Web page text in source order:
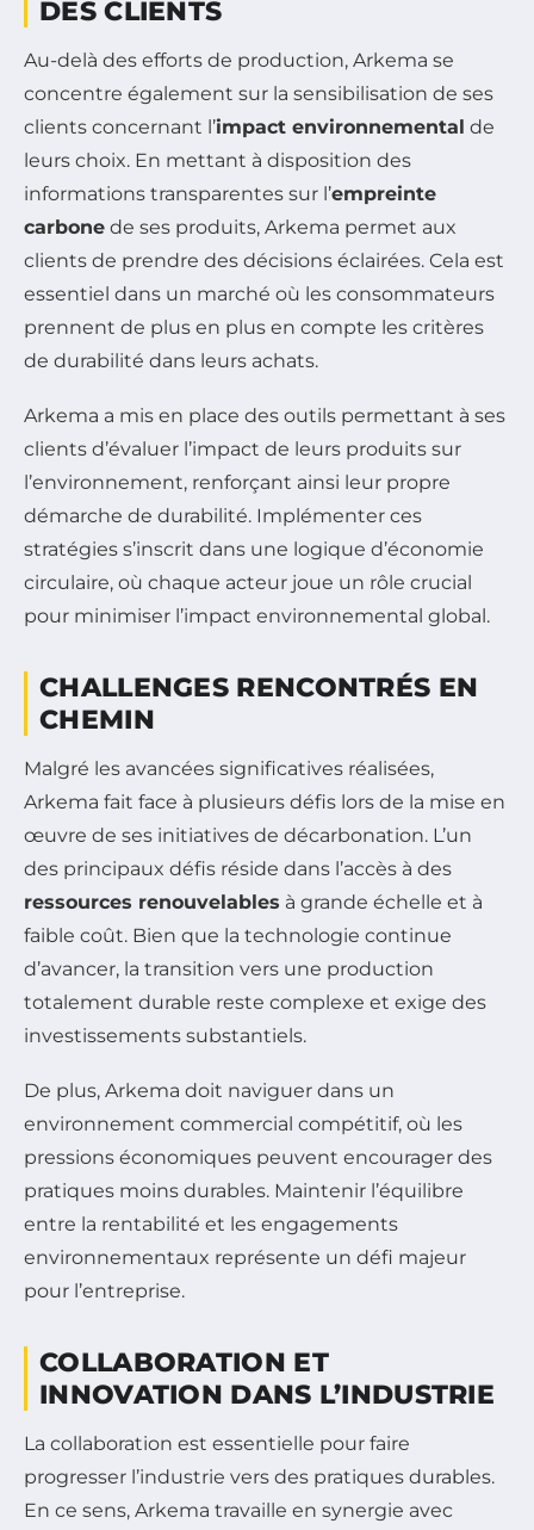
DES CLIENTS
Au-delà des efforts de production, Arkema se
concentre également sur la sensibilisation de ses
clients concernant l’impact environnemental de
leurs choix. En mettant à disposition des
informations transparentes sur l’empreinte
carbone de ses produits, Arkema permet aux
clients de prendre des décisions éclairées. Cela est
essentiel dans un marché où les consommateurs
prennent de plus en plus en compte les critères
de durabilité dans leurs achats.
Arkema a mis en place des outils permettant à ses
clients d’évaluer l’impact de leurs produits sur
l’environnement, renforçant ainsi leur propre
démarche de durabilité. Implémenter ces
stratégies s’inscrit dans une logique d’économie
circulaire, où chaque acteur joue un rôle crucial
pour minimiser l’impact environnemental global.
CHALLENGES RENCONTRÉS EN
CHEMIN
Malgré les avancées significatives réalisées,
Arkema fait face à plusieurs défis lors de la mise en
œuvre de ses initiatives de décarbonation. L’un
des principaux défis réside dans l’accès à des
ressources renouvelables à grande échelle et à
faible coût. Bien que la technologie continue
d’avancer, la transition vers une production
totalement durable reste complexe et exige des
investissements substantiels.
De plus, Arkema doit naviguer dans un
environnement commercial compétitif, où les
pressions économiques peuvent encourager des
pratiques moins durables. Maintenir l’équilibre
entre la rentabilité et les engagements
environnementaux représente un défi majeur
pour l’entreprise.
COLLABORATION ET
INNOVATION DANS L’INDUSTRIE
La collaboration est essentielle pour faire
progresser l’industrie vers des pratiques durables.
En ce sens, Arkema travaille en synergie avec